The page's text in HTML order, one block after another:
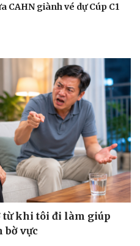
CAHN giành vé dự Cúp C1
từ khi tôi đi làm giúp
bờ vực